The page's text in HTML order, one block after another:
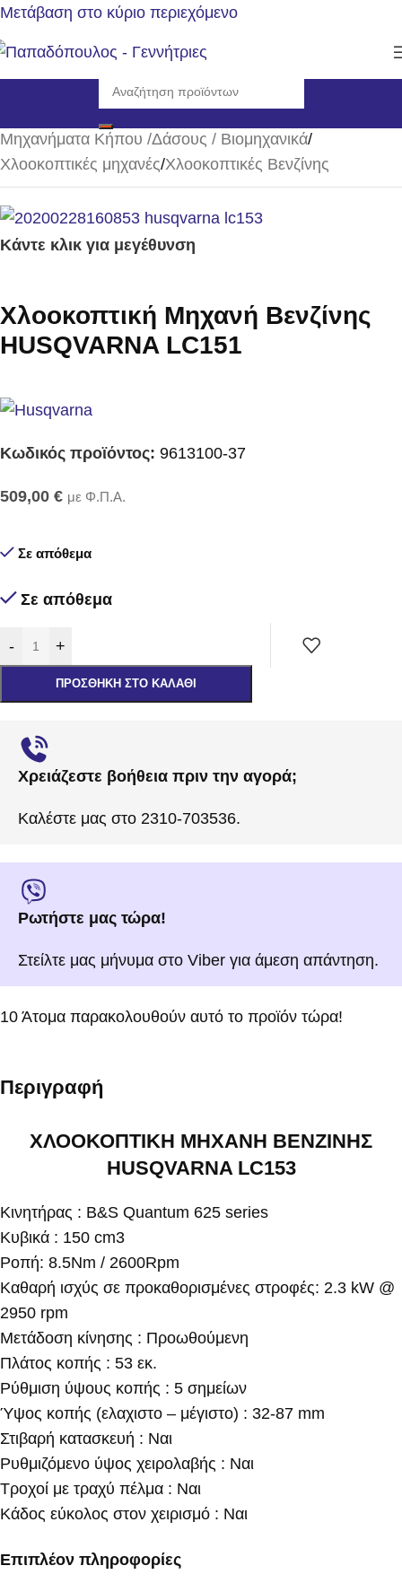
Μετάβαση στο κύριο περιεχόμενο
Αρχική σελίδα/
Μηχανήματα Κήπου /Δάσους / Βιομηχανικά/
Χλοοκοπτικές μηχανές/Χλοοκοπτικές Βενζίνης
Κάντε κλικ για μεγέθυνση
Χλοοκοπτική Μηχανή Βενζίνης
HUSQVARNA LC151
Κωδικός προϊόντος: 9613100-37
509,00 € με Φ.Π.Α.
Σε απόθεμα
Σε απόθεμα
- +
ΠΡΟΣΘΉΚΗ ΣΤΟ ΚΑΛΆΘΙ
Χρειάζεστε βοήθεια πριν την αγορά;
Καλέστε μας στο 2310-703536.
Ρωτήστε μας τώρα!
Στείλτε μας μήνυμα στο Viber για άμεση απάντηση.
10 Άτομα παρακολουθούν αυτό το προϊόν τώρα!
Περιγραφή
ΧΛΟΟΚΟΠΤΙΚΗ ΜΗΧΑΝΗ ΒΕΝΖΙΝΗΣ
HUSQVARNA LC153
Κινητήρας : Β&S Quantum 625 series
Κυβικά : 150 cm3
Ροπή: 8.5Nm / 2600Rpm
Καθαρή ισχύς σε προκαθορισμένες στροφές: 2.3 kW @
2950 rpm
Μετάδοση κίνησης : Προωθούμενη
Πλάτος κοπής : 53 εκ.
Ρύθμιση ύψους κοπής : 5 σημείων
Ύψος κοπής (ελαχιστο – μέγιστο) : 32-87 mm
Στιβαρή κατασκευή : Ναι
Ρυθμιζόμενο ύψος χειρολαβής : Ναι
Τροχοί με τραχύ πέλμα : Ναι
Κάδος εύκολος στον χειρισμό : Ναι
Επιπλέον πληροφορίες